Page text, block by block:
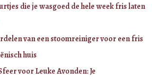
die je wasgoed de hele week fris laten
van een stoomreiniger voor een fris
huis
voor Leuke Avonden: Je